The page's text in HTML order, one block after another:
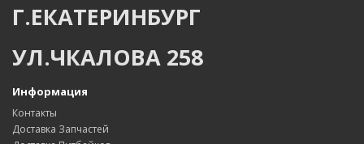
Г.ЕКАТЕРИНБУРГ
УЛ.ЧКАЛОВА 258
Информация
Контакты
Доставка Запчастей